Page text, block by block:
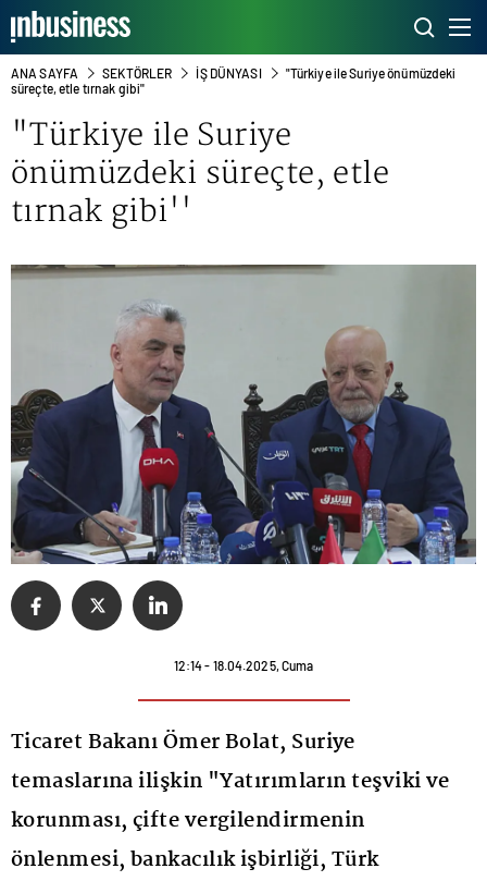
ANA SAYFA SEKTÖRLER İŞ DÜNYASI
"Türkiye ile Suriye önümüzdeki
süreçte, etle tırnak gibi''
"Türkiye ile Suriye
önümüzdeki süreçte, etle
tırnak gibi''
12:14 - 18.04.2025, Cuma
Ticaret Bakanı Ömer Bolat, Suriye
temaslarına ilişkin "Yatırımların teşviki ve
korunması, çifte vergilendirmenin
önlenmesi, bankacılık işbirliği, Türk